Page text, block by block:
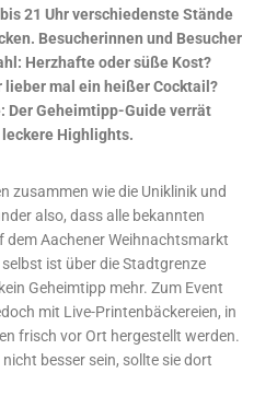
21 Uhr verschiedenste Stände
Besucherinnen und Besucher
Herzhafte oder süße Kost?
lieber mal ein heißer Cocktail?
Der Geheimtipp-Guide verrät
Highlights.
zusammen wie die Uniklinik und
also, dass alle bekannten
dem Aachener Weihnachtsmarkt
ist über die Stadtgrenze
Geheimtipp mehr. Zum Event
mit Live-Printenbäckereien, in
frisch vor Ort hergestellt werden.
besser sein, sollte sie dort